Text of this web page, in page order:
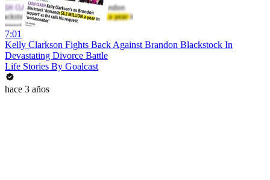
7:01
Kelly Clarkson Fights Back Against Brandon Blackstock In
Devastating Divorce Battle
Life Stories By Goalcast
hace 3 años